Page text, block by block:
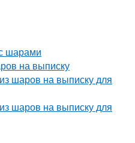
шарами
на выписку
шаров на выписку для
шаров на выписку для